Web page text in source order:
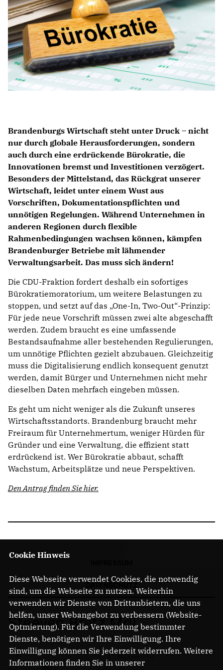
Brandenburgs Wirtschaft steht unter Druck – nicht
nur durch globale Herausforderungen, sondern
auch durch eine erdrückende Bürokratie, die
Innovationen bremst und Investitionen verzögert.
Besonders der Mittelstand, das Rückgrat unserer
Wirtschaft, leidet unter einem Wust aus
Vorschriften, Dokumentationspflichten und
unnötigen Regelungen. Während Unternehmen in
anderen Regionen durch flexible
Rahmenbedingungen wachsen können, kämpfen
Brandenburger Betriebe mit lähmender
Verwaltungsarbeit. Das muss sich ändern!
Die CDU-Fraktion fordert deshalb ein sofortiges
Bürokratiemoratorium, um weitere Belastungen zu
stoppen, und setzt auf das „One-In, Two-Out“-Prinzip:
Für jede neue Vorschrift müssen zwei alte abgeschafft
werden. Zudem braucht es eine umfassende
Bestandsaufnahme aller bestehenden Regulierungen,
um unnötige Pflichten gezielt abzubauen. Gleichzeitig
muss die Digitalisierung endlich konsequent genutzt
werden, damit Bürger und Unternehmen nicht mehr
dieselben Daten mehrfach eingeben müssen.
Es geht um nicht weniger als die Zukunft unseres
Wirtschaftsstandorts. Brandenburg braucht mehr
Freiraum für Unternehmertum, weniger Hürden für
Gründer und eine Verwaltung, die effizient statt
erdrückend ist. Wer Bürokratie abbaut, schafft
Wachstum, Arbeitsplätze und neue Perspektiven.
Den Antrag finden Sie hier.
Steeven Bretz MdL
Cookie Hinweis
Diese Webseite verwendet Cookies, die notwendig
sind, um die Webseite zu nutzen. Weiterhin
verwenden wir Dienste von Drittanbietern, die uns
helfen, unser Webangebot zu verbessern (Website-
Optmierung). Für die Verwendung bestimmter
Dienste, benötigen wir Ihre Einwilligung. Ihre
Einwilligung können Sie jederzeit widerrufen. Weitere
Informationen finden Sie in unserer